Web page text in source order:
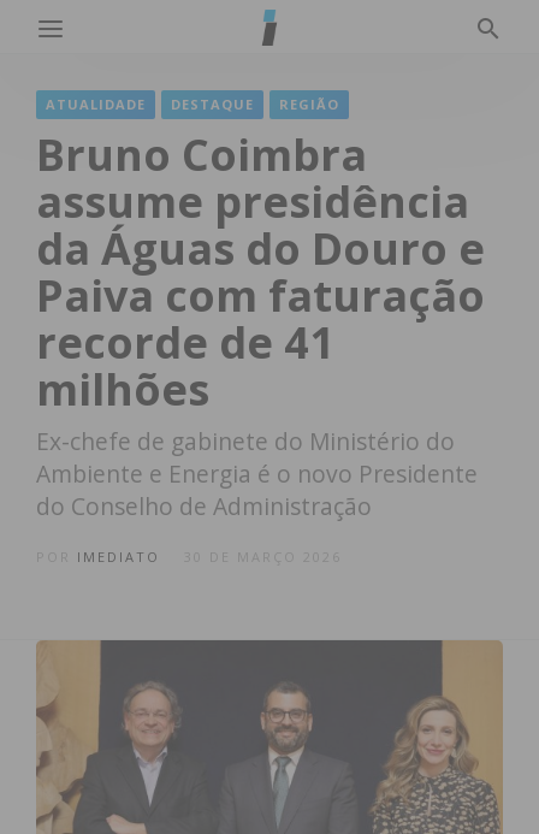
ATUALIDADE DESTAQUE REGIÃO
Bruno Coimbra
assume presidência
da Águas do Douro e
Paiva com faturação
recorde de 41
milhões
Ex-chefe de gabinete do Ministério do
Ambiente e Energia é o novo Presidente
do Conselho de Administração
IMEDIATO 30 DE MARÇO 2026